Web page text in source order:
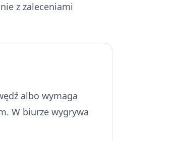
z zaleceniami
albo wymaga
W biurze wygrywa